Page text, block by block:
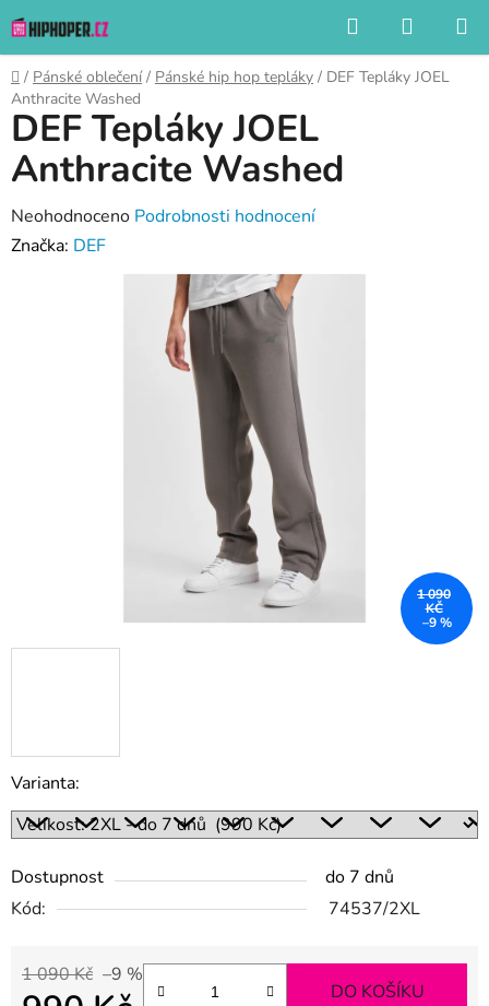
na
obsah
Hledat
KOŠÍK
Domů
/ Pánské oblečení / Pánské hip hop tepláky / DEF Tepláky JOEL
Anthracite Washed
Varianta:
Dostupnost
do 7 dnů
Kód:
74537/2XL
1 090 Kč –9 %
DO KOŠÍKU
DEF Tepláky JOEL
Anthracite Washed
Průměrné
hodnocení
Neohodnoceno Podrobnosti hodnocení
Značka: DEF
1 090
KČ
–9 %